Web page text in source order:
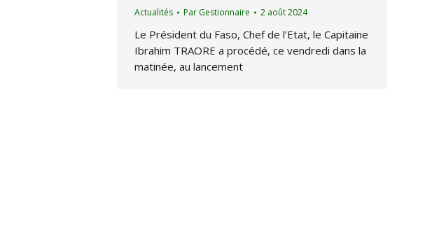
Actualités Par Gestionnaire 2 août 2024
Le Président du Faso, Chef de l’Etat, le Capitaine
Ibrahim TRAORE a procédé, ce vendredi dans la
matinée, au lancement